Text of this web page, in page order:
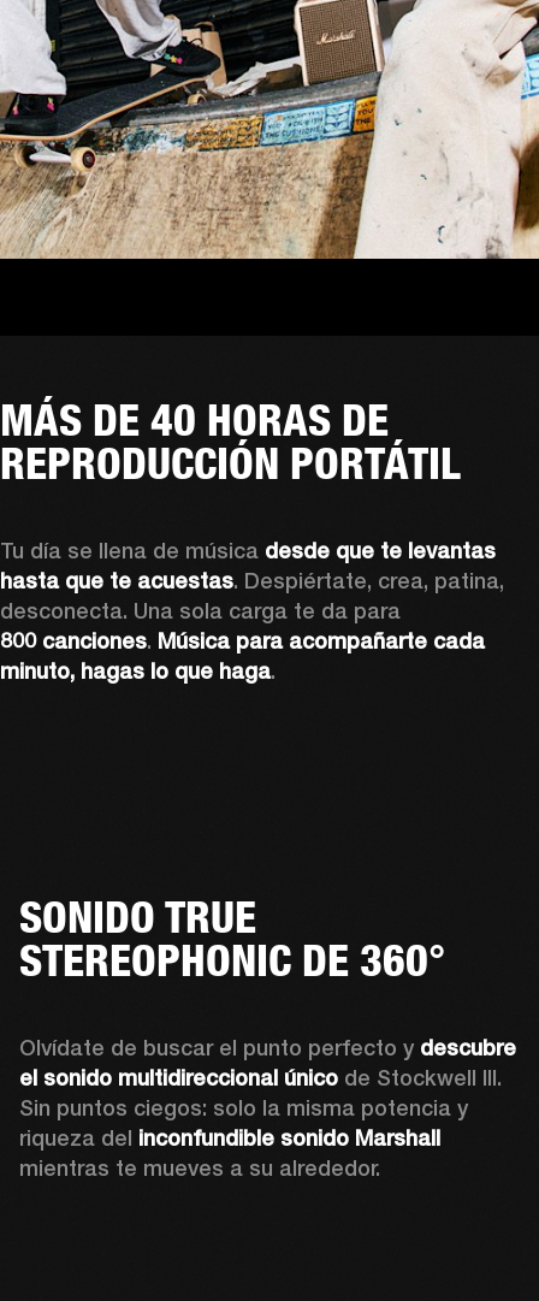
MÁS DE 40 HORAS DE
REPRODUCCIÓN PORTÁTIL
Tu día se llena de música desde que te levantas
hasta que te acuestas. Despiértate, crea, patina,
800 canciones. Música para acompañarte cada
minuto, hagas lo que haga.
SONIDO TRUE
STEREOPHONIC DE 360°
Olvídate de buscar el punto perfecto y descubre
el sonido multidireccional único de Stockwell III.
Sin puntos ciegos: solo la misma potencia y
riqueza del inconfundible sonido Marshall
mientras te mueves a su alrededor.